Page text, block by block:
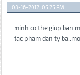
08-16-2012, 05:25 PM
minh co the giup ban
tac pham dan ty